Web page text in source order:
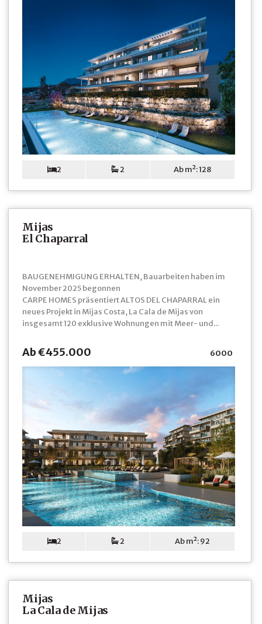
2 2 Ab m²: 128
Mijas
El Chaparral
BAUGENEHMIGUNG ERHALTEN, Bauarbeiten haben im
November 2025 begonnen
CARPE HOMES präsentiert ALTOS DEL CHAPARRAL ein
neues Projekt in Mijas Costa, La Cala de Mijas von
insgesamt 120 exklusive Wohnungen mit Meer- und...
Ab €455.000 6000
2 2 Ab m²: 92
Mijas
La Cala de Mijas